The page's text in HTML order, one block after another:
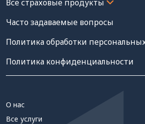
Часто задаваемые вопросы
Политика обработки
Политика конфиденциальности
О нас
Все услуги